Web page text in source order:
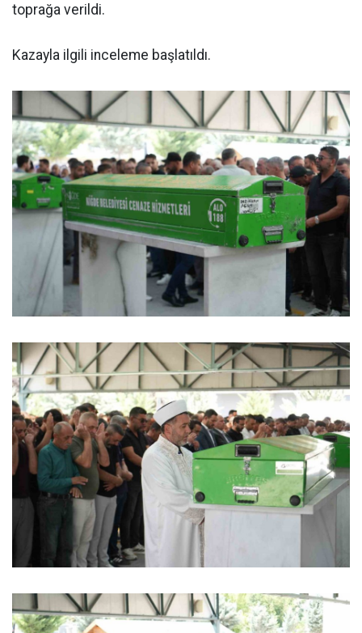
toprağa verildi.
Kazayla ilgili inceleme başlatıldı.